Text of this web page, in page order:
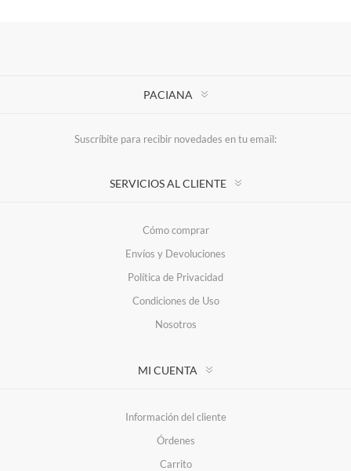
PACIANA
Suscríbite para recibir novedades en tu email:
SERVICIOS AL CLIENTE
Cómo comprar
Envíos y Devoluciones
Política de Privacidad
Condiciones de Uso
Nosotros
MI CUENTA
Información del cliente
Órdenes
Carrito